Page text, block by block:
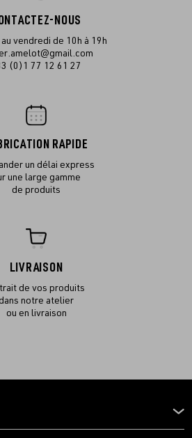
NOUS
vendredi de 10h à 19h
(0)1 77 12 61 27
RAPIDE
un délai express
une large gamme
de produits
LIVRAISON
de vos produits
notre atelier
ou en livraison